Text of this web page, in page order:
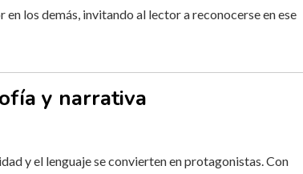
los demás, invitando al lector a reconocerse en ese
y narrativa
y el lenguaje se convierten en protagonistas. Con